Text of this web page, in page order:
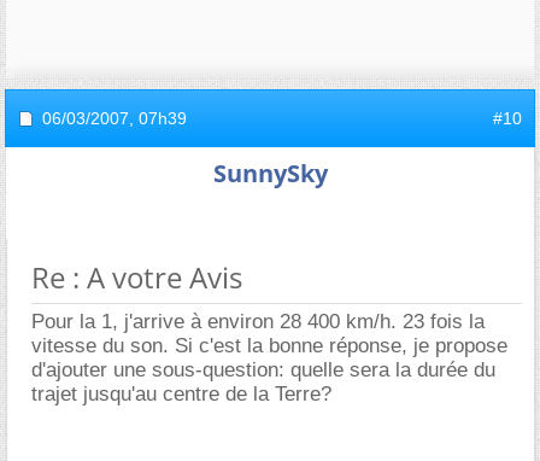
06/03/2007, 07h39 #10
SunnySky
Re : A votre Avis
Pour la 1, j'arrive à environ 28 400 km/h. 23 fois la
vitesse du son. Si c'est la bonne réponse, je propose
d'ajouter une sous-question: quelle sera la durée du
trajet jusqu'au centre de la Terre?